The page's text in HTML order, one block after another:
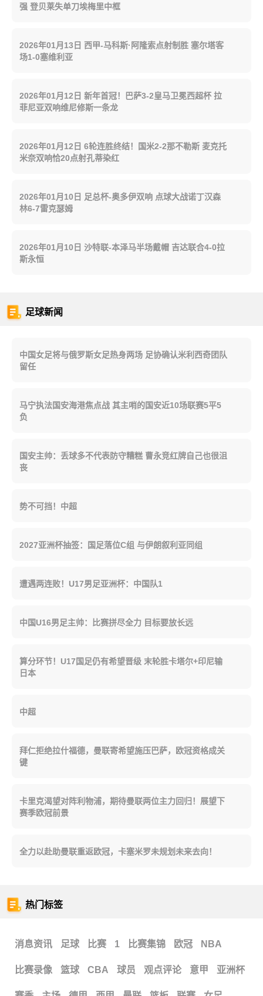
强 登贝莱失单刀埃梅里中框
2026年01月13日 西甲-马科斯·阿隆索点射制胜 塞尔塔客
场1-0塞维利亚
2026年01月12日 新年首冠！巴萨3-2皇马卫冕西超杯 拉
菲尼亚双响维尼修斯一条龙
2026年01月12日 6轮连胜终结！国米2-2那不勒斯 麦克托
米奈双响恰20点射孔蒂染红
2026年01月10日 足总杯-奥多伊双响 点球大战诺丁汉森
林6-7雷克瑟姆
2026年01月10日 沙特联-本泽马半场戴帽 吉达联合4-0拉
斯永恒
足球新闻
中国女足将与俄罗斯女足热身两场 足协确认米利西奇团队
留任
马宁执法国安海港焦点战 其主哨的国安近10场联赛5平5
负
国安主帅：丢球多不代表防守糟糕 曹永竞红牌自己也很沮
丧
势不可挡！中超
2027亚洲杯抽签：国足落位C组 与伊朗叙利亚同组
遭遇两连败！U17男足亚洲杯：中国队1
中国U16男足主帅：比赛拼尽全力 目标要放长远
算分环节！U17国足仍有希望晋级 末轮胜卡塔尔+印尼输
日本
中超
拜仁拒绝拉什福德，曼联寄希望施压巴萨，欧冠资格成关
键
卡里克渴望对阵利物浦，期待曼联两位主力回归！展望下
赛季欧冠前景
全力以赴助曼联重返欧冠，卡塞米罗未规划未来去向！
热门标签
消息资讯 足球 比赛 1 比赛集锦 欧冠 NBA
比赛录像 篮球 CBA 球员 观点评论 意甲 亚洲杯